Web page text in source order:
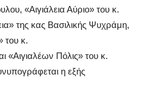
«Αιγιάλεια Αύριο» του κ.
της κας Βασιλικής Ψυχράμη,
του κ.
«Αιγιαλέων Πόλις» του κ.
η εξής